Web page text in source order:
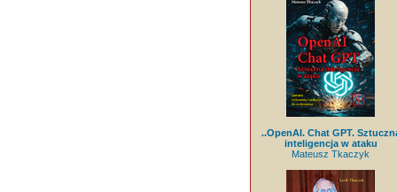
..OpenAI. Chat GPT.
inteligencja w ataku
Mateusz Tkaczyk